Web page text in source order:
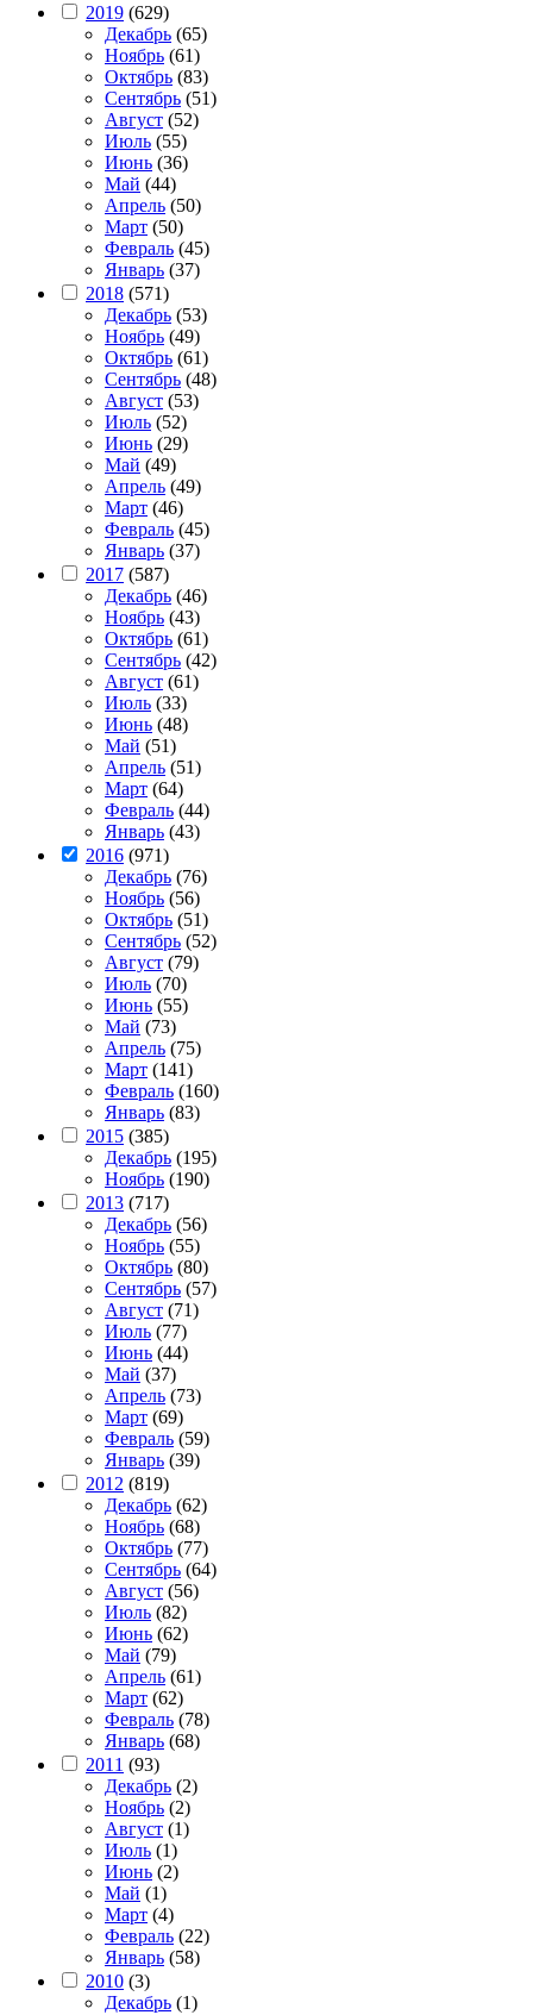
2019 (629)
Декабрь (65)
Ноябрь (61)
Октябрь (83)
Сентябрь (51)
Август (52)
Июль (55)
Июнь (36)
Май (44)
Апрель (50)
Март (50)
Февраль (45)
Январь (37)
2018 (571)
Декабрь (53)
Ноябрь (49)
Октябрь (61)
Сентябрь (48)
Август (53)
Июль (52)
Июнь (29)
Май (49)
Апрель (49)
Март (46)
Февраль (45)
Январь (37)
2017 (587)
Декабрь (46)
Ноябрь (43)
Октябрь (61)
Сентябрь (42)
Август (61)
Июль (33)
Июнь (48)
Май (51)
Апрель (51)
Март (64)
Февраль (44)
Январь (43)
2016 (971)
Декабрь (76)
Ноябрь (56)
Октябрь (51)
Сентябрь (52)
Август (79)
Июль (70)
Июнь (55)
Май (73)
Апрель (75)
Март (141)
Февраль (160)
Январь (83)
2015 (385)
Декабрь (195)
Ноябрь (190)
2013 (717)
Декабрь (56)
Ноябрь (55)
Октябрь (80)
Сентябрь (57)
Август (71)
Июль (77)
Июнь (44)
Май (37)
Апрель (73)
Март (69)
Февраль (59)
Январь (39)
2012 (819)
Декабрь (62)
Ноябрь (68)
Октябрь (77)
Сентябрь (64)
Август (56)
Июль (82)
Июнь (62)
Май (79)
Апрель (61)
Март (62)
Февраль (78)
Январь (68)
2011 (93)
Декабрь (2)
Ноябрь (2)
Август (1)
Июль (1)
Июнь (2)
Май (1)
Март (4)
Февраль (22)
Январь (58)
2010 (3)
Декабрь (1)